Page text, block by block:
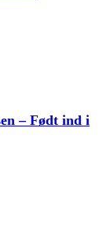
– Født ind i